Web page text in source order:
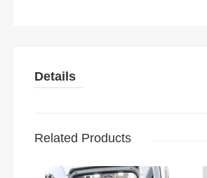
Details
Related Products